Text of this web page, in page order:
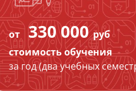
от 330 000руб
стоимость обучения
за год (два учебных